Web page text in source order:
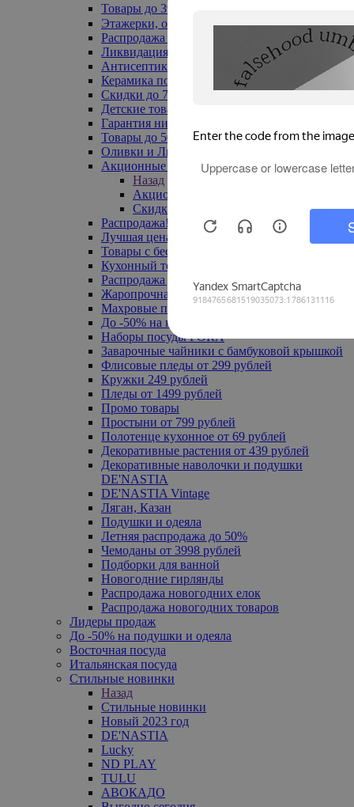
Товары до 399₽
Этажерки, обувницы
Распродажа текстиля до -50%
Ликвидация до -70%
Антисептики
Керамика по 129 руб
Скидки до 70%
Детские товары
Гарантия низкой цены
Товары до 500 руб
Оливки и Лимоны
Акционные товары
Назад
Акционные товары
Скидка 20% по промокоду
Распродажа! Ульяновск до -70%
Лучшая цена
Товары с бесплатной доставкой
Кухонный текстиль
Распродажа до -50%
Жаропрочная посуда
Махровые полотенца
До -50% на ковры
Наборы посуды FORA
Заварочные чайники с бамбуковой крышкой
Флисовые пледы от 299 рублей
Кружки 249 рублей
Пледы от 1499 рублей
Промо товары
Простыни от 799 рублей
Полотенце кухонное от 69 рублей
Декоративные растения от 439 рублей
Декоративные наволочки и подушки
DE'NASTIA
DE'NASTIA Vintage
Ляган, Казан
Подушки и одеяла
Летняя распродажа до 50%
Чемоданы от 3998 рублей
Подборки для ванной
Новогодние гирлянды
Распродажа новогодних елок
Распродажа новогодних товаров
Лидеры продаж
До -50% на подушки и одеяла
Восточная посуда
Итальянская посуда
Стильные новинки
Назад
Стильные новинки
Новый 2023 год
DE'NASTIA
Lucky
ND PLAY
TULU
АВОКАДО